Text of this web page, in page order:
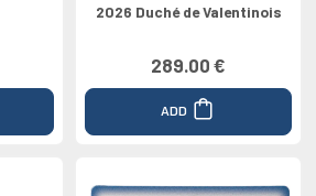
2026 Duché de Valentinois
289.00 €
ADD